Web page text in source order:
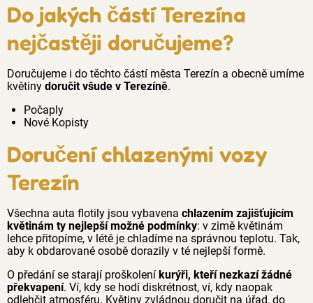
Do jakých částí Terezína
nejčastěji doručujeme?
Doručujeme i do těchto částí města Terezín a obecně umíme
květiny doručit všude v Terezíně.
Počaply
Nové Kopisty
Doručení chlazenými vozy
Terezín
Všechna auta flotily jsou vybavena chlazením zajišťujícím
květinám ty nejlepší možné podmínky: v zimě květinám
lehce přitopíme, v létě je chladíme na správnou teplotu. Tak,
aby k obdarované osobě dorazily v té nejlepší formě.
O předání se starají proškolení kurýři, kteří nezkazí žádné
překvapení. Ví, kdy se hodí diskrétnost, ví, kdy naopak
odlehčit atmosféru. Květiny zvládnou doručit na úřad, do